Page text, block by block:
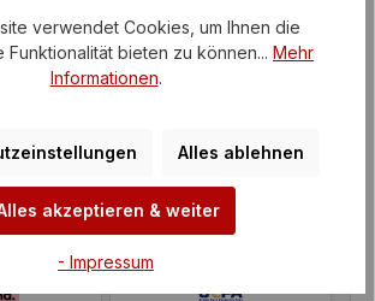
verwendet Cookies, um Ihnen die
Funktionalität bieten zu können... Mehr
Informationen.
Alles ablehnen
akzeptieren & weiter
- Impressum